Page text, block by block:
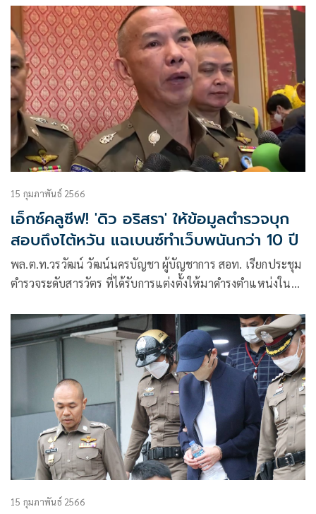
ร่วมกันจัดให้เล่นการพนัน
15 กุมภาพันธ์ 2566
เอ็กซ์คลูซีฟ! 'ดิว อริสรา' ให้ข้อมูลตำรวจบุก
สอบถึงไต้หวัน แฉเบนซ์ทำเว็บพนันกว่า 10 ปี
พล.ต.ท.วรวัฒน์ วัฒน์นครบัญชา ผู้บัญชาการ สอท. เรียกประชุม
ตำรวจระดับสารวัตร ที่ได้รับการแต่งตั้งให้มาดำรงตำแหน่งใน
ทำงานด้วยความสุจริต เนื่องจากอาชญากรรมทางไซเบอร์
15 กุมภาพันธ์ 2566